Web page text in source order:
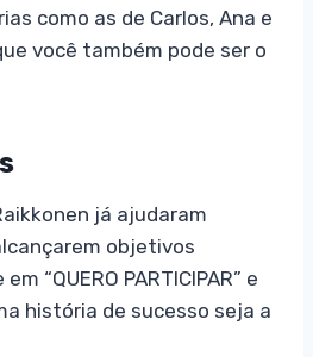
como as de Carlos, Ana e
você também pode ser o
já ajudaram
objetivos
“QUERO PARTICIPAR” e
história de sucesso seja a